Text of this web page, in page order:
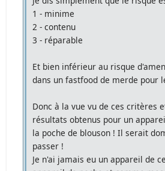
1 - minime
2 - contenu
3 - réparable
Et bien inférieur au risque
dans un fastfood de merde
Donc à la vue vu de ces critères
résultats obtenus pour un
la poche de blouson ! Il serait
passer !
Je n'ai jamais eu un appareil de